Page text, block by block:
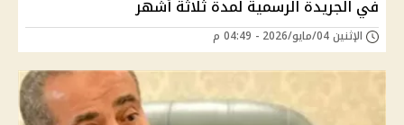
في الجريدة الرسمية لمدة ثلاثة أشهر
الإثنين 04/مايو/2026 - 04:49 م